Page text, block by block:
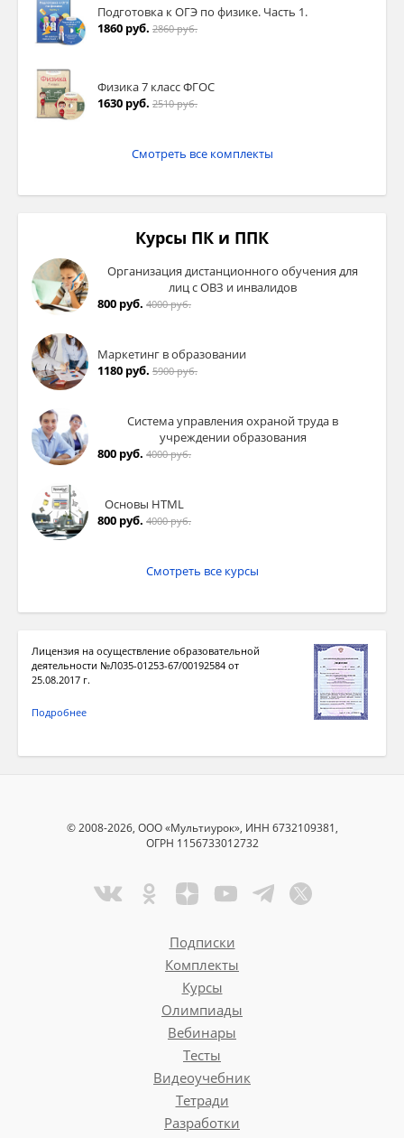
Подготовка к ОГЭ по физике. Часть 1.
1860 руб. 2860 руб.
Физика 7 класс ФГОС
1630 руб. 2510 руб.
Смотреть все комплекты
Курсы ПК и ППК
Организация дистанционного обучения для
лиц с ОВЗ и инвалидов
800 руб. 4000 руб.
Маркетинг в образовании
1180 руб. 5900 руб.
Система управления охраной труда в
учреждении образования
800 руб. 4000 руб.
Основы HTML
800 руб. 4000 руб.
Смотреть все курсы
Лицензия на осуществление образовательной
деятельности №Л035-01253-67/00192584 от
25.08.2017 г.
Подробнее
© 2008-2026, ООО «Мультиурок», ИНН 6732109381,
ОГРН 1156733012732
Подписки
Комплекты
Курсы
Олимпиады
Вебинары
Тесты
Видеоучебник
Тетради
Разработки